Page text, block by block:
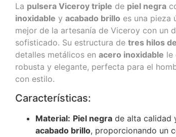
La pulsera Viceroy triple de piel negra
inoxidable y acabado brillo es una pieza
mejor de la artesanía de Viceroy con un
sofisticado. Su estructura de tres hilos
detalles metálicos en acero inoxidable le
robusta y elegante, perfecta para el
con estilo.
Características:
Material: Piel negra de alta calidad
acabado brillo, proporcionando un